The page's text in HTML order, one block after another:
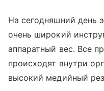
На сегодняшний день
очень широкий
аппаратный вес. Все
происходят внутри
высокий медийный